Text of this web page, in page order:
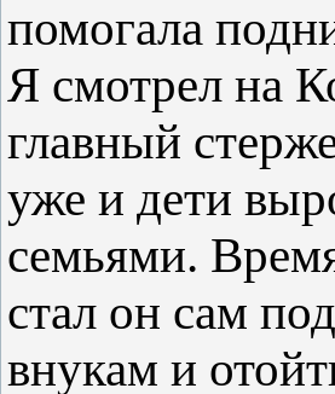
помогала
Я смотрел на
главный
уже и дети
семьями.
стал он сам
внукам и